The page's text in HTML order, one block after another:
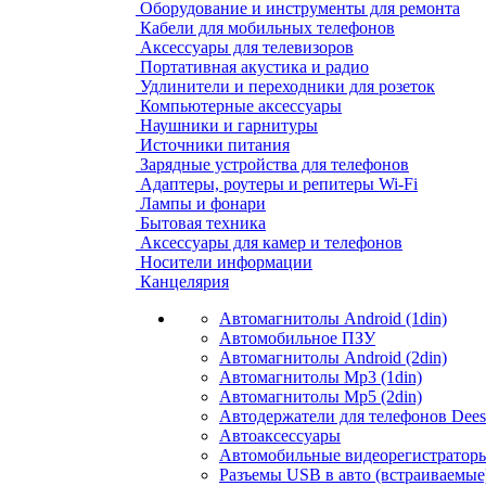
Оборудование и инструменты для ремонта
Кабели для мобильных телефонов
Аксессуары для телевизоров
Портативная акустика и радио
Удлинители и переходники для розеток
Компьютерные аксессуары
Наушники и гарнитуры
Источники питания
Зарядные устройства для телефонов
Адаптеры, роутеры и репитеры Wi-Fi
Лампы и фонари
Бытовая техника
Аксессуары для камер и телефонов
Носители информации
Канцелярия
Автомагнитолы Android (1din)
Автомобильное ПЗУ
Автомагнитолы Android (2din)
Автомагнитолы Mp3 (1din)
Автомагнитолы Mp5 (2din)
Автодержатели для телефонов
Автоаксессуары
Автомобильные
Разъемы USB в авто